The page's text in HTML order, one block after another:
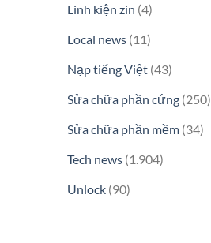
Linh kiện zin (4)
Local news(11)
Nạp tiếng Việt(43)
Sửa chữa phần cứng(250)
Sửa chữa phần mềm(34)
Tech news(1.904)
Unlock(90)